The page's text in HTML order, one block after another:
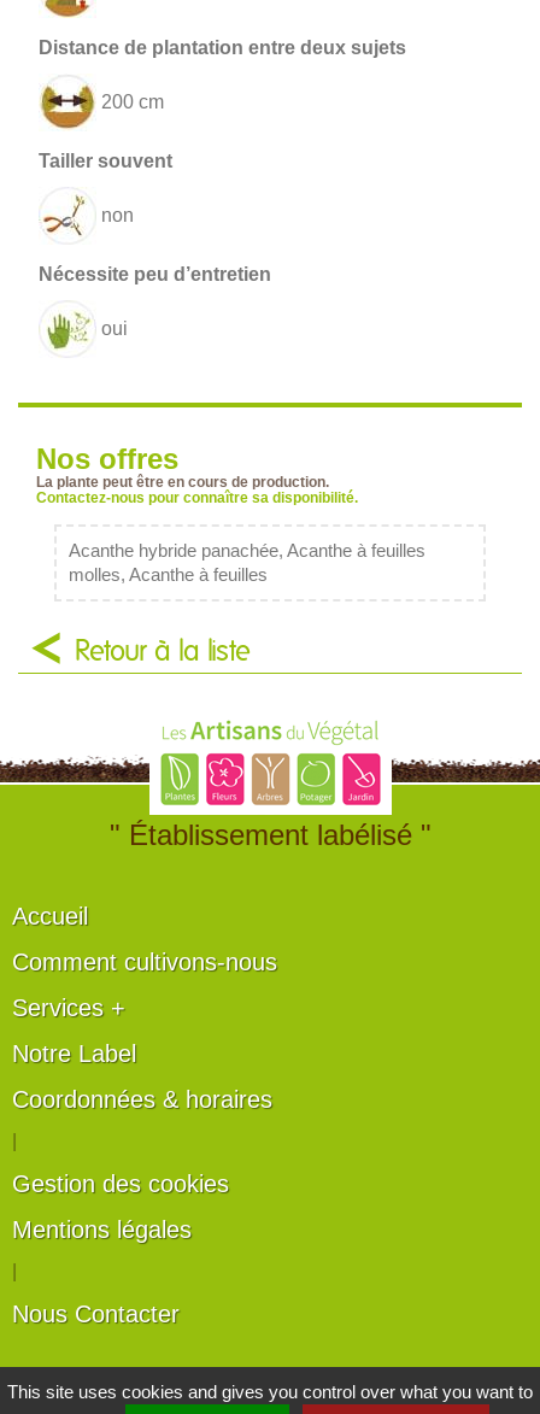
200 cm
non
oui
Nos offres
La plante peut être en cours de production.
Contactez-nous pour connaître sa disponibilité.
Acanthe hybride panachée, Acanthe à feuilles
molles, Acanthe à feuilles
Retour à la liste
" Établissement labélisé "
Accueil
Comment cultivons-nous
Services +
Notre Label
Coordonnées & horaires
Gestion des cookies
Mentions légales
Nous Contacter
Les artisans du végétal
This site uses cookies and gives you control over what you want to